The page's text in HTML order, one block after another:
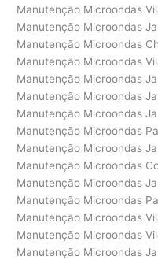
Manutenção Microondas
Manutenção Microondas
Manutenção Microondas
Manutenção Microondas
Manutenção Microondas
Manutenção Microondas
Manutenção Microondas
Manutenção Microondas
Manutenção Microondas
Manutenção Microondas
Manutenção Microondas
Manutenção Microondas
Manutenção Microondas
Manutenção Microondas
Manutenção Microondas